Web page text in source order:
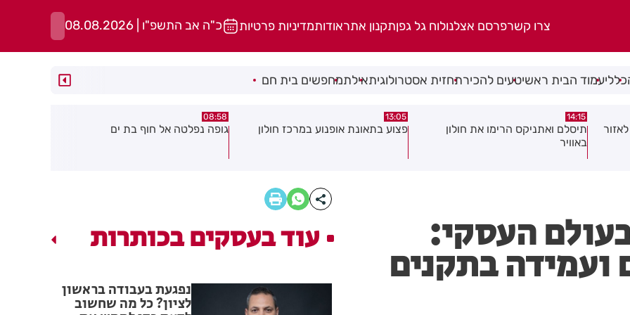
צרו קשרפרסם אצלנולוח גל גפןתקנון אתראודותמדיניות פרטיות כ"ה אב התשפ"ו | 08.08.2026
כלליעמוד הבית ראשיטעים להכירתחזית אסטרולוגיתאילתמחפשים בית חם
13:05
פצוע בתאונת אופנוע במרכז חולון
08:58
גופה נפלטה אל חוף בת ים
08:29
חשד להצתה בשלושה מוקדים ברמת
העסקי:
ועמידה בתקנים
עוד בעסקים בכותרות
נפגעת בעבודה בראשון
לציון? כל מה שחשוב